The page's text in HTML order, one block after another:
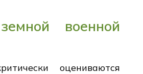
военной
оцениваются